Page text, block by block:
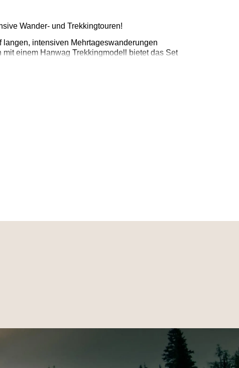
Wander- und Trekkingtouren!
intensiven Mehrtageswanderungen
einem Hanwag Trekkingmodell bietet das Set